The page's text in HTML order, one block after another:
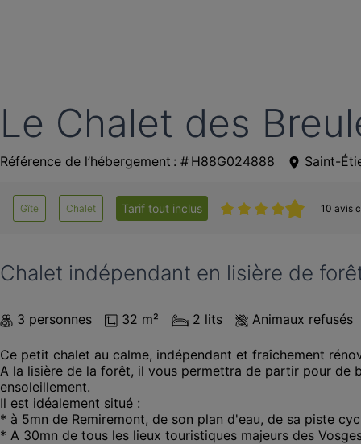
Le Chalet des
Référence de l’hébergement : # H88G024888 Saint-
Gîte Chalet Tarif tout inclus 10 avis
Chalet indépendant en lisière de
3 personnes 32 m² 2 lits Animaux refusés
Ce petit chalet au calme, indépendant et fraîchement
A la lisière de la forêt, il vous permettra de partir pour de
ensoleillement.
Il est idéalement situé :
* à 5mn de Remiremont, de son plan d'eau, de sa piste
* A 30mn de tous les lieux touristiques majeurs des